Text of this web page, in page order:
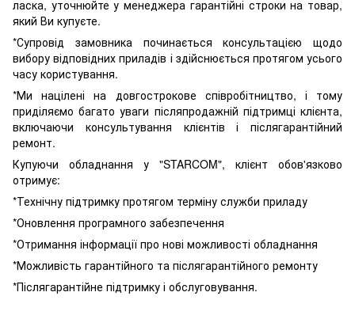
ласка, уточнюйте у менеджера гарантійні строки на товар,
який Ви купуєте.
*Супровід замовника починається консультацією щодо
вибору відповідних приладів і здійснюється протягом усього
часу користування.
*Ми націлені на довгострокове співробітництво, і тому
приділяємо багато уваги післяпродажній підтримці клієнта,
включаючи консультування клієнтів і післягарантійний
ремонт.
Купуючи обладнання у "STARCOM", клієнт обов'язково
отримує:
*Технічну підтримку протягом терміну служби приладу
*Оновлення програмного забезпечення
*Отримання інформації про нові можливості обладнання
*Можливість гарантійного та післягарантійного ремонту
*Післягарантійне підтримку і обслуговування.